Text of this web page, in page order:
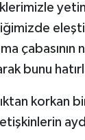
çabasının
bunu
korkan